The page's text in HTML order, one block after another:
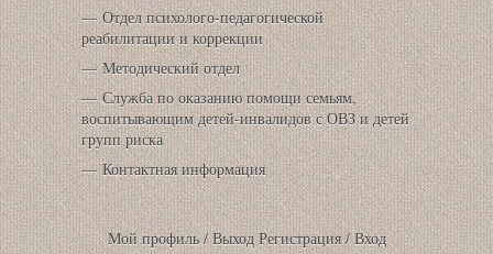
Отдел психолого-педагогической
реабилитации и коррекции
Методический отдел
Служба по оказанию помощи семьям,
воспитывающим детей-инвалидов с ОВЗ и детей
групп риска
Контактная информация
Мой профиль/Выход Регистрация/Вход